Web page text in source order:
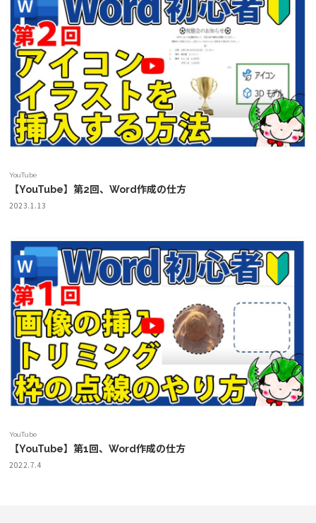
YouTube
【YouTube】第2回、Word作成の仕方
2023.1.13
YouTube
【YouTube】第1回、Word作成の仕方
2022.7.4